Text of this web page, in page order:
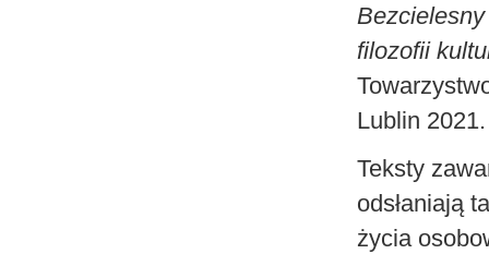
filozofii
Lublin 2021.
Teksty
odsłaniają
życia